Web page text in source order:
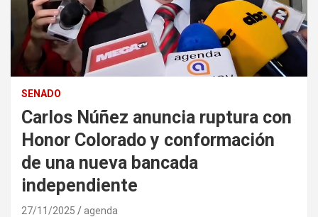
SENADO
Carlos Núñez anuncia ruptura con
Honor Colorado y conformación
de una nueva bancada
independiente
27/11/2025 agenda